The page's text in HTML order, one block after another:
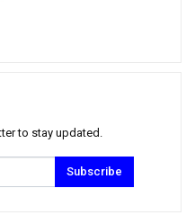
to stay updated.
Subscribe